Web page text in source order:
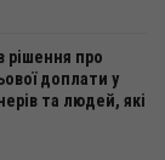
рішення про
доплати у
та людей, які